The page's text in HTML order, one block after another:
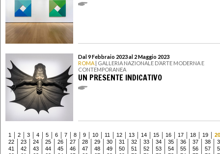
Dal 9 Febbraio 2023 al 2 Maggio 2023
ROMA | GALLERIA NAZIONALE D’ARTE MODERNA E
CONTEMPORANEA
UN PRESENTE INDICATIVO
1 2 3 4 5 6 7 8 9 10 11 12 13 14 15 16 17 18 19
20
22
23 24 25 26 27 28 29 30 31 32 33 34 35 36 37 38
41
42 43 44 45 46 47 48 49 50 51 52 53 54 55 56 57